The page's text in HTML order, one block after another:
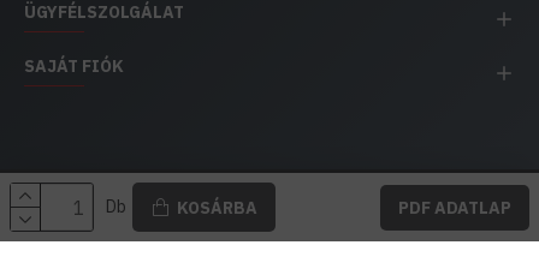
Db KOSÁRBA PDF ADATLAP
ÜGYFÉLSZOLGÁLAT
SAJÁT FIÓK
EH IMPEX / Copyright © 1991-2025 Energia Háza